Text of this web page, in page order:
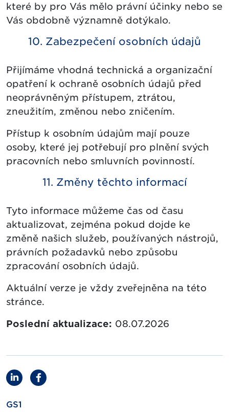
které by pro Vás mělo právní účinky nebo se
Vás obdobně významně dotýkalo.
10. Zabezpečení osobních údajů
Přijímáme vhodná technická a organizační
opatření k ochraně osobních údajů před
neoprávněným přístupem, ztrátou,
zneužitím, změnou nebo zničením.
Přístup k osobním údajům mají pouze
osoby, které jej potřebují pro plnění svých
pracovních nebo smluvních povinností.
11. Změny těchto informací
Tyto informace můžeme čas od času
aktualizovat, zejména pokud dojde ke
změně našich služeb, používaných nástrojů,
právních požadavků nebo způsobu
zpracování osobních údajů.
Aktuální verze je vždy zveřejněna na této
stránce.
Poslední aktualizace: 08.07.2026
GS1